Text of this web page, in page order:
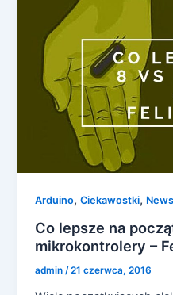
Arduino,Ciekawostki,
Co lepsze na
mikrokontrolery –
admin/21 czerwca, 2016